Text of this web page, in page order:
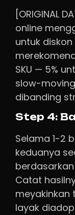
[ORIGINAL
online
untuk
SKU — 5%
slow-
dibanding
Step 4:
Selama 1-2
keduanya
Catat
meyakinkan
layak